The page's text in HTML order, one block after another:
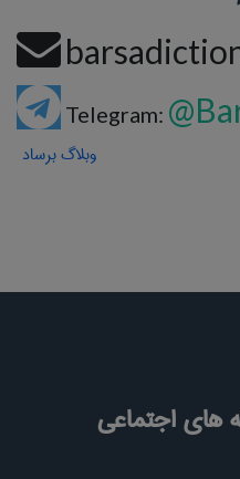
Telegram:
وبلاگ برساد
های اجتماعی